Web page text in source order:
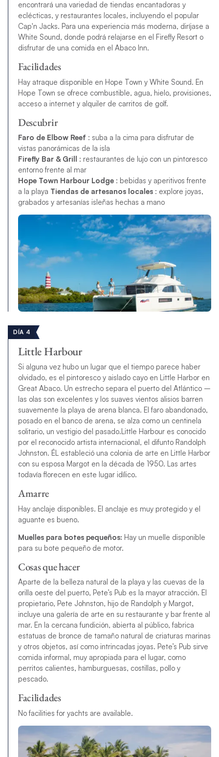
encontrará una variedad de tiendas encantadoras y
eclécticas, y restaurantes locales, incluyendo el popular
Cap'n Jacks. Para una experiencia más moderna, diríjase a
White Sound, donde podrá relajarse en el Firefly Resort o
disfrutar de una comida en el Abaco Inn.
Facilidades
Hay atraque disponible en Hope Town y White Sound. En
Hope Town se ofrece combustible, agua, hielo, provisiones,
acceso a internet y alquiler de carritos de golf.
Descubrir
Faro de Elbow Reef : suba a la cima para disfrutar de
vistas panorámicas de la isla
Firefly Bar & Grill
: restaurantes de lujo con un pintoresco
entorno frente al mar
Hope Town Harbour Lodge: bebidas y aperitivos frente
a la playa Tiendas de artesanos locales: explore joyas,
grabados y artesanías isleñas hechas a mano
DÍA 4
Little Harbour
Si alguna vez hubo un lugar que el tiempo parece haber
olvidado, es el pintoresco y aislado cayo en Little Harboren
Great Abaco. Un estrecho separa el puerto del Atlántico –
las olas son excelentes y los suaves vientos alisios barren
suavemente la playa de arena blanca. El faro abandonado,
posado en el banco de arena, se alza como un centinela
solitario, un vestigio del pasado.Little Harboures conocido
por el reconocido artista internacional, el difunto Randolph
Johnston. ÉL estableció una colonia de arte en Little Harbor
con su esposa Margot en la década de 1950. Las artes
todavía florecen en este lugar idílico.
Amarre
Hay anclaje disponibles. El anclaje es muy protegido y el
aguante es bueno.
Muelles para botes pequeños: Hay un muelle disponible
para su bote pequeño de motor.
Cosas que hacer
Aparte de la belleza natural de la playa y las cuevas de la
orilla oeste del puerto, Pete’s Pub es la mayor atracción. El
propietario, Pete Johnston, hijo de Randolph y Margot,
incluye una galería de arte en su restaurante y bar frente al
mar. En la cercana fundición, abierta al público, fabrica
estatuas de bronce de tamaño natural de criaturas marinas
y otros objetos, así como intrincadas joyas. Pete’s Pub sirve
comida informal, muy apropiada para el lugar, como
perritos calientes, hamburguesas, costillas, pollo y
pescado.
Facilidades
No facilities for yachts are available.